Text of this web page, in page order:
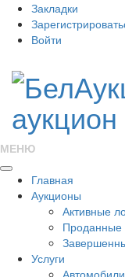
Закладки
Войти
МЕНЮ
Главная
Аукционы
Активные
Проданные
Услуги